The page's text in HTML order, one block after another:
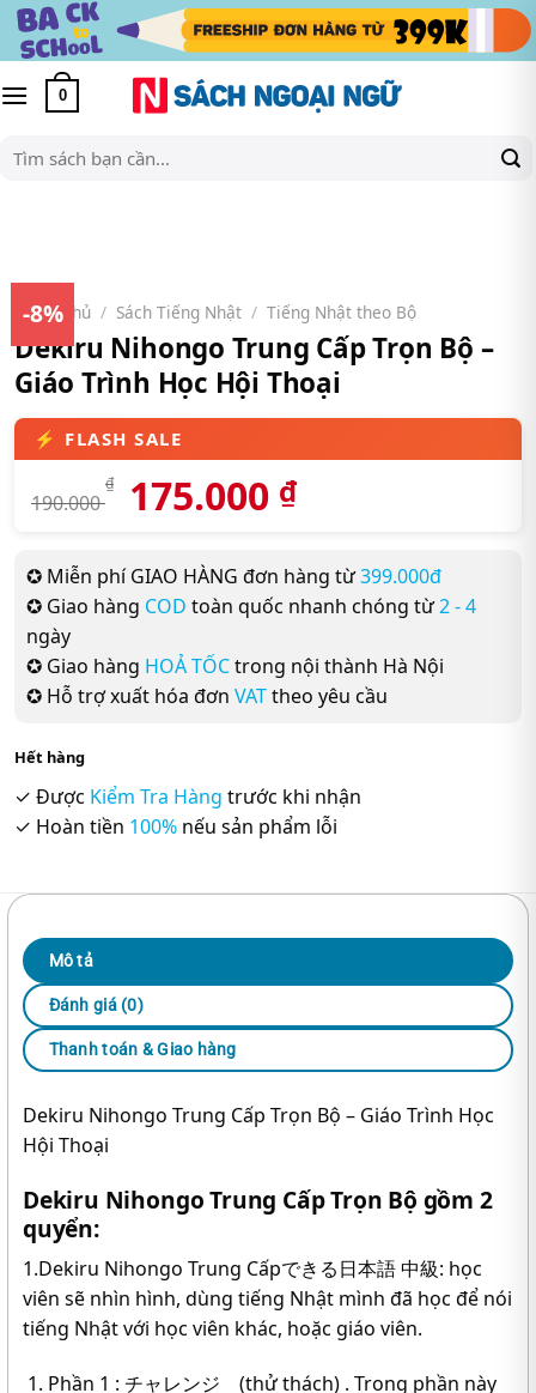
Skip
content
0
Tìm
kiếm:
-8%
Trang chủ / Sách Tiếng Nhật / Tiếng Nhật theo Bộ
Dekiru Nihongo Trung Cấp Trọn Bộ –
Giáo Trình Học Hội Thoại
190.000
₫ 175.000 ₫
✪ Miễn phí GIAO HÀNG đơn hàng từ399.000đ
✪ Giao hàng COD toàn quốc nhanh chóng từ2 - 4
ngày
✪ Giao hàng HOẢ TỐCtrong nội thành Hà Nội
✪ Hỗ trợ xuất hóa đơn VATtheo yêu cầu
Hết hàng
✓ Được Kiểm Tra Hàng trước khi nhận
✓ Hoàn tiền 100% nếu sản phẩm lỗi
Mô tả
Đánh giá (0)
Thanh toán & Giao hàng
Dekiru Nihongo Trung Cấp Trọn Bộ – Giáo Trình Học
Hội Thoại
Dekiru Nihongo Trung Cấp Trọn Bộ gồm 2
quyển:
1.Dekiru Nihongo Trung Cấpできる日本語 中級: học
viên sẽ nhìn hình, dùng tiếng Nhật mình đã học để nói
tiếng Nhật với học viên khác, hoặc giáo viên.
Phần 1 : チャレンジ (thử thách) . Trong phần này